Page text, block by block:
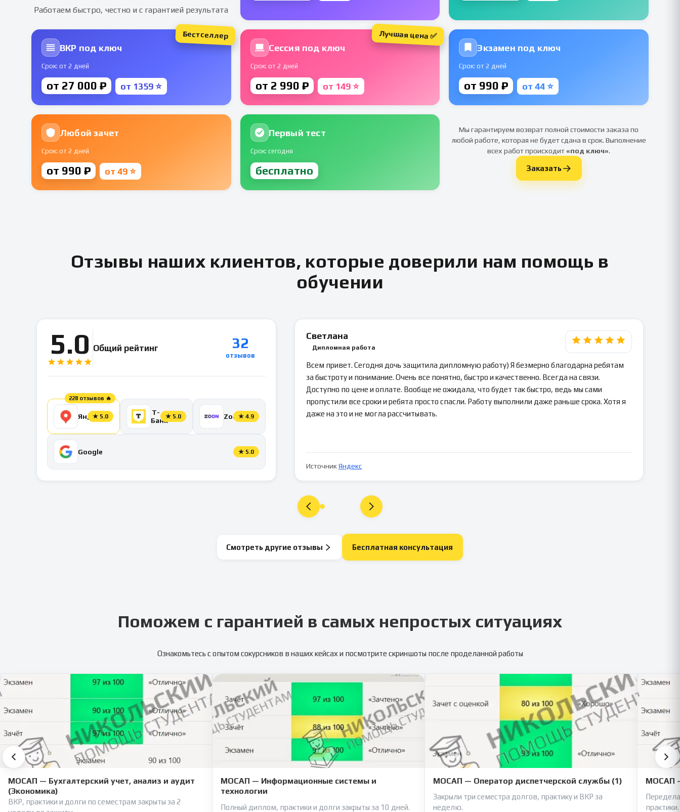
Работаем быстро, честно и с гарантией результата
ВКР под ключ
Срок: от 2 дней
от 27 000 ₽ от 1359 ⭐
Бестселлер
Сессия под ключ
Срок: от 2 дней
от 2 990 ₽ от 149 ⭐
Лучшая цена ✅
Экзамен под ключ
Срок: от 2 дней
от 990 ₽ от 44 ⭐
Любой зачет
Срок: от 2 дней
от 990 ₽ от 49 ⭐
Первый тест
Срок: сегодня
бесплатно
Мы гарантируем возврат полной стоимости заказа по
любой работе, которая не будет сдана в срок. Выполнение
всех работ происходит«под ключ».
Заказать
Отзывы наших клиентов, которые доверили нам помощь в
обучении
5.0 Общий рейтинг 32
отзывов
228 отзывов 🔥
Яндекс
★ 5.0
Т-
Банк★ 5.0 Zoon★4.9
Google ★ 5.0
Светлана
Дипломная работа
Всем привет. Сегодня дочь защитила дипломную работу) Я безмерно благодарна ребятам
за быстроту и понимание. Очень все понятно, быстро и качественно. Всегда на связи.
Доступно по цене и оплате. Вообще не ожидала, что будет так быстро, ведь мы сами
пропустили все сроки и ребята просто спасли. Работу выполнили даже раньше срока. Хотя я
даже на это и не могла рассчитывать.
Источник Яндекс
Смотреть другие отзывы Бесплатная консультация
Поможем с гарантией в самых непростых ситуациях
Ознакомьтесь с опытом сокурсников в наших кейсах и посмотрите скриншоты после проделанной работы
МОСАП — Бухгалтерский учет, анализ и аудит
(Экономика)
ВКР, практики и долги по семестрам закрыты за 2
МОСАП — Информационные системы и
технологии
Полный диплом, практики и долги закрыты за 10 дней.
МОСАП — Оператор диспетчерской службы (1)
Закрыли три семестра долгов, практику и ВКР за
неделю.
МОСАП
практики.